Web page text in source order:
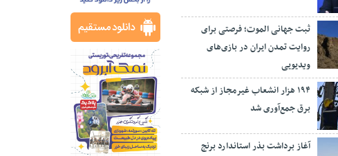
ثبت جهانی الموت؛ فرصتی برای
روایت تمدن ایران در بازی‌های
ویدیویی
۱۹۴ هزار انشعاب غیرمجاز از شبکه
برق جمع‌آوری شد
آغاز برداشت بذر استاندارد برنج